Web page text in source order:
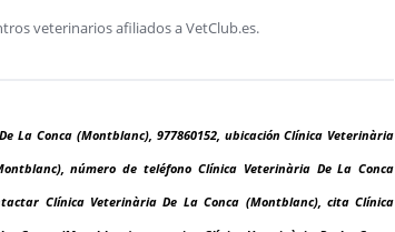
veterinarios afiliados a VetClub.es.
La Conca (Montblanc), 977860152, ubicación Clínica Veterinària
número de teléfono Clínica Veterinària De La Conca
Clínica Veterinària De La Conca (Montblanc), cita Clínica